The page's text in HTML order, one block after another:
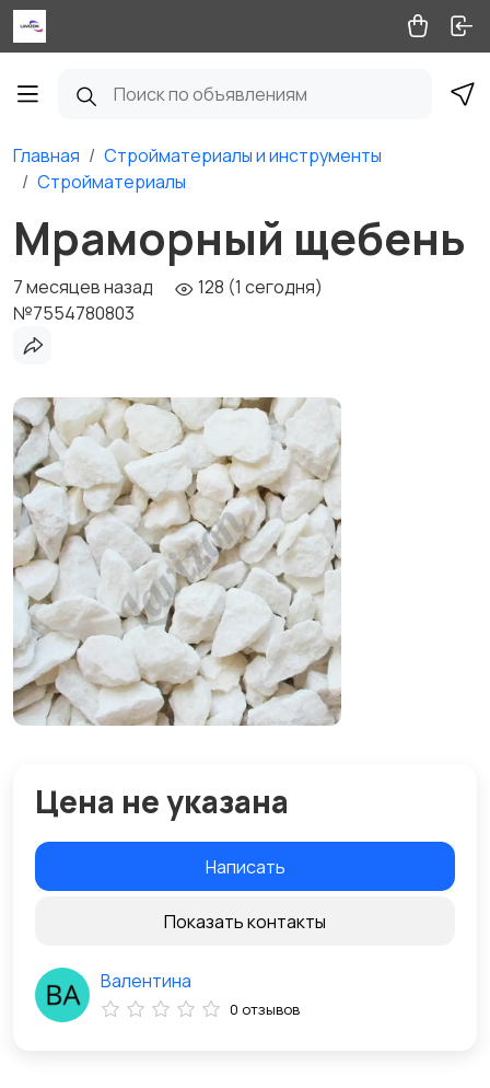
Главная
Стройматериалы и инструменты
Стройматериалы
Мраморный щебень
7 месяцев назад
128 (1 сегодня)
№7554780803
Цена не указана
Написать
Показать контакты
Валентина
0 отзывов